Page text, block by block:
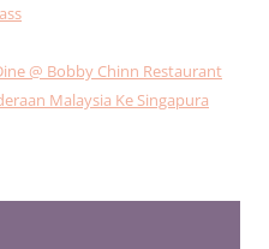
@ Bobby Chinn Restaurant
Malaysia Ke Singapura